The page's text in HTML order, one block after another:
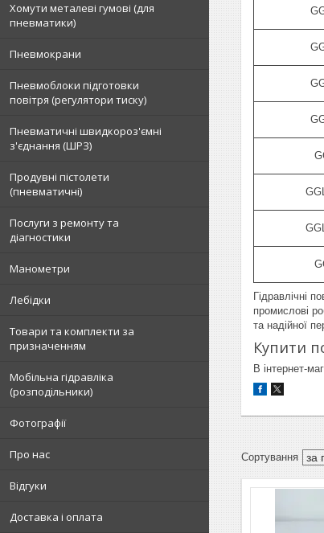
Хомути металеві гумові (для
пневматики)
Пневмокрани
Пневмоблоки підготовки
повітря (регулятори тиску)
Пневматичні швидкороз'ємні
з'єднання (ШРЗ)
Продувні пістолети
(пневматичні)
Послуги з ремонту та
діагностики
Манометри
Лебідки
Товари та комплекти за
призначенням
Мобільна гідравліка
(розподільники)
Фотографії
Про нас
Відгуки
Доставка і оплата
Гідравлічні
промислові
та надійної
Купити
В інтернет-